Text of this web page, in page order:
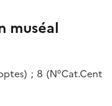
muséal
; 8 (N°Cat.Cent